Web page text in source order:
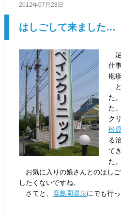
2012年07月28日
はしごして来ました…
足
仕
疱
と
た
た
ク
松
る
て
た
お気に入りの娘さんとのはし
したくないですね。
さてと、
鹿島園温泉にでも行